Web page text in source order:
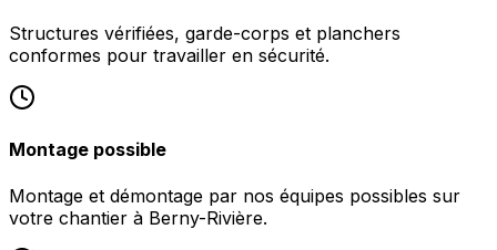
Structures vérifiées, garde-corps et planchers
conformes pour travailler en sécurité.
Montage possible
Montage et démontage par nos équipes possibles sur
votre chantier à Berny-Rivière.